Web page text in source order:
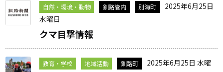
自然・環境・動物 釧路管内 別海町
2025年6月25日
水曜日
クマ目撃情報
教育・学校 地域活動 釧路町
2025年6月25日 水曜